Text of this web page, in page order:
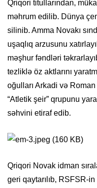
Qriqori titullarından,
məhrum edilib. Dünya
silinib. Amma Novakı
uşaqlıq arzusunu
məşhur fəndləri
tezliklə öz aktlarını
oğulları Arkadi və
“Atletik şeir” qrupunu
səhvini etiraf edib.
Qriqori Novak idman
geri qaytarılıb, RSFSR-